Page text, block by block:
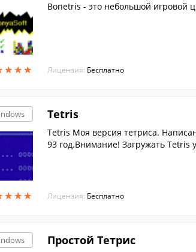
★★★
★★★
Bonetris - это небольшой игровой
Лицензия: Бесплатно
★★★
★★★
Tetris
Tetris Моя версия тетриса.
93 год.Внимание! Загружать Tetris
Лицензия: Бесплатно
Простой Тетрис